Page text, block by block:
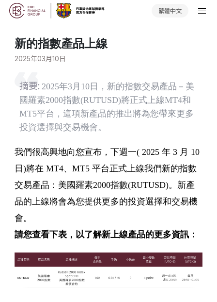
繁體中文
新的指數產品上線
2025年03月10日
摘要: 2025年3月10日，新的指數交易產品－美
國羅素2000指數(RUTUSD)將正式上線MT4和
MT5平台，這項新產品的推出將為您帶來更多
投資選擇與交易機會。
我們很高興地向您宣布，下週一( 2025 年 3 月 10
日)將在 MT4、MT5 平台正式上線我們新的指數
交易產品：美國羅素2000指數(RUTUSD)。新產
品的上線將會為您提供更多的投資選擇和交易機
會。
請您查看下表，以了解新上線產品的更多資訊：